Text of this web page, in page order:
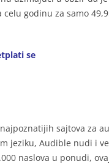
godinu za samo
se
sajtova za
jeziku, Audible nudi i
naslova u ponudi,